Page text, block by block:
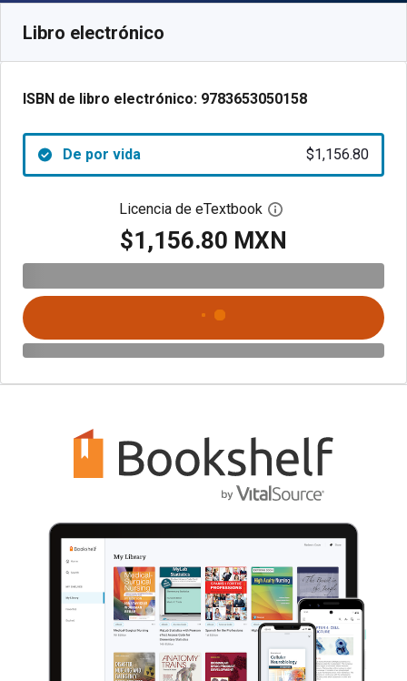
Libro electrónico
ISBN de libro electrónico: 9783653050158
De por vida $1,156.80
Licencia de eTextbook Abre el cuadro de
$1,156.80 MXN